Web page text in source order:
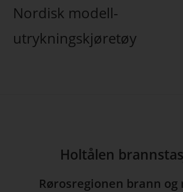
Nordisk modell-
utrykningskjøretøy
Holtålen
Rørosregionen brann og